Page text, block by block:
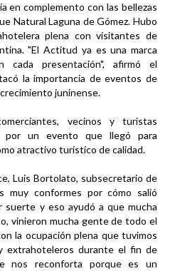
en complemento con las bellezas
Natural Laguna de Gómez. Hubo
plena con visitantes de
"El Actitud ya es una marca
presentación", afirmó el
la importancia de eventos de
juninense.
vecinos y turistas
por un evento que llegó para
atractivo turístico de calidad.
Luis Bortolato, subsecretario de
muy conformes por cómo salió
suerte y eso ayudó a que mucha
vinieron mucha gente de todo el
la ocupación plena que tuvimos
extrahoteleros durante el fin de
nos reconforta porque es un